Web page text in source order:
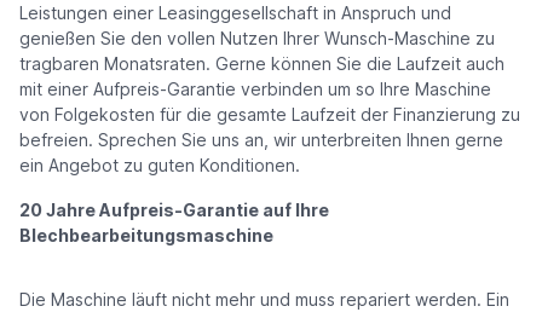
Leistungen einer Leasinggesellschaft in Anspruch und
genießen Sie den vollen Nutzen Ihrer Wunsch-Maschine zu
tragbaren Monatsraten. Gerne können Sie die Laufzeit auch
mit einer Aufpreis-Garantie verbinden um so Ihre Maschine
von Folgekosten für die gesamte Laufzeit der Finanzierung zu
befreien. Sprechen Sie uns an, wir unterbreiten Ihnen gerne
ein Angebot zu guten Konditionen.
20 Jahre Aufpreis-Garantie auf Ihre
Blechbearbeitungsmaschine
Die Maschine läuft nicht mehr und muss repariert werden. Ein